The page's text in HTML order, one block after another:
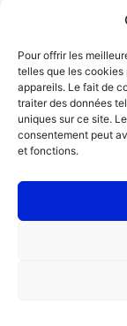
Pour offrir les
telles que les
appareils. Le fait de
traiter des données
uniques sur ce site.
consentement peut
et fonctions.